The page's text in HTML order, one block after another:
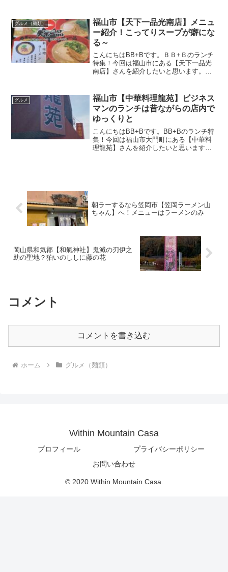
事では【大衆中華もりもり亭】さんの場
所や営業時...
グルメ（麺類）
福山市【天下一品光南店】メニュ
ー紹介！こってりスープが癖にな
る～
こんにちはBB+Bです。ＢＢ+Ｂのランチ
特集！今回は福山市にある【天下一品光
南店】さんを紹介したいと思います。鶏
もあります。 しかし福山市には光南店の
1店舗のみ。こ...
グルメ
福山市【中華料理龍苑】ビジネス
マンのランチは昔ながらの店内で
ゆっくりと
こんにちはBB+Bです。BB+Bのランチ特
集！今回は福山市大門町にある【中華料
理龍苑】さんを紹介したいと思います。
朝ラーするなら笠岡市【笠岡ラーメン山
ちゃん】へ！メニューはラーメンのみ
岡山県和気郡【和氣神社】鬼滅の刃伊之
助の聖地？狛いのししに藤の花
コメント
コメントを書き込む
ホーム グルメ（麺類）
Within Mountain Casa
プロフィール
プライバシーポリシー
お問い合わせ
© 2020 Within Mountain Casa.